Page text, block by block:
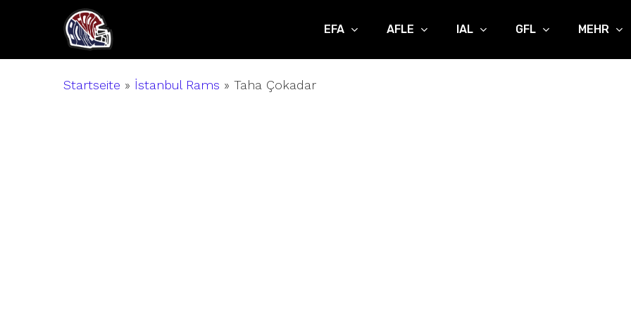
main
EFA AFLE IAL GFL MEHR
Startseite » İstanbul Rams » Taha Çokadar